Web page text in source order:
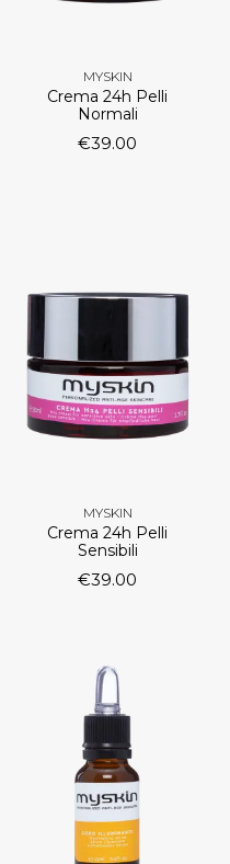
MYSKIN
Crema 24h Pelli
Normali
€39.00
MYSKIN
Crema 24h Pelli
Sensibili
€39.00